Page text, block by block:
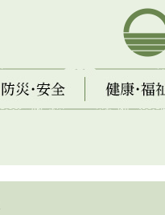
芦屋市
安全 健康・福祉・